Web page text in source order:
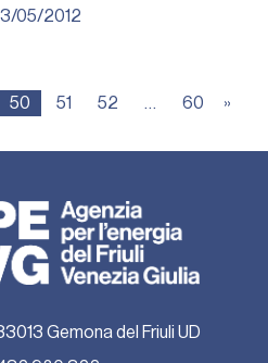
05/2012︎
50 51 52 … 60 »
Gemona del Friuli UD